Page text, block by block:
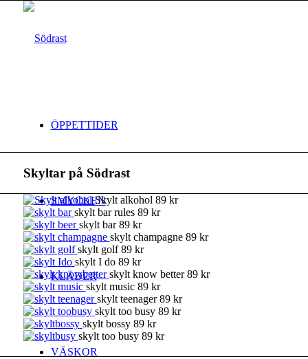
ÖPPETTIDER
SMYCKEN
KLÄDER
VÄSKOR
Skyltar på Södrast
Skylt alkohol 89 kr
skylt bar rules 89 kr
skylt bar 89 kr
skylt champagne 89 kr
skylt golf 89 kr
skylt I do 89 kr
skylt know better 89 kr
skylt music 89 kr
skylt teenager 89 kr
skylt too busy 89 kr
skylt bossy 89 kr
skylt too busy 89 kr